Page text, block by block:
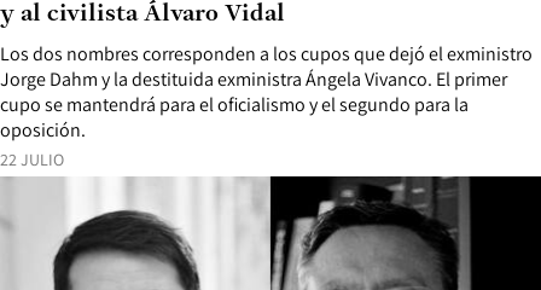
22 JULIO
Los dos nombres corresponden a los cupos que dejó el exministro
Jorge Dahm y la destituida exministra Ángela Vivanco. El primer
cupo se mantendrá para el oficialismo y el segundo para la
oposición.
y al civilista Álvaro Vidal